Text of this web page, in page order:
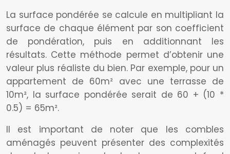
La surface pondérée se calcule en multipliant la
surface de chaque élément par son coefficient
de pondération, puis en additionnant les
résultats. Cette méthode permet d’obtenir une
valeur plus réaliste du bien. Par exemple, pour un
appartement de 60m² avec une terrasse de
10m², la surface pondérée serait de 60 + (10 *
0.5) = 65m².
Il est important de noter que les combles
aménagés peuvent présenter des complexités